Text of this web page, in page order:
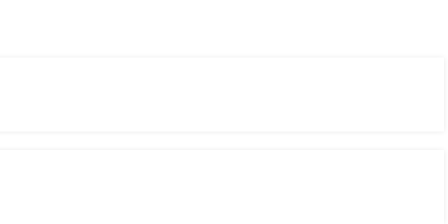
sans complications.
du marché.
des plateformes et des dApps.